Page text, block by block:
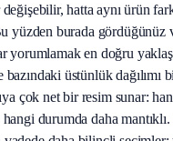
hatta aynı ürün
yüzden burada gördüğünüz
yorumlamak en doğru
bazındaki üstünlük dağılımı
çok net bir resim sunar:
hangi durumda daha